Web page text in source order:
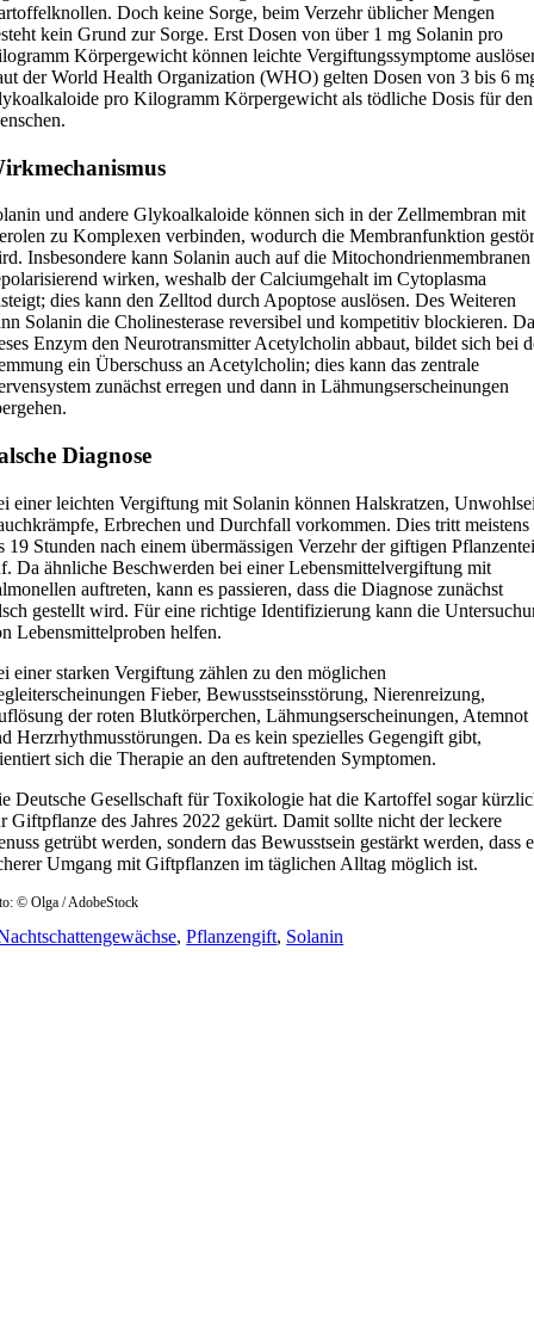
Doch keine Sorge, beim Verzehr üblicher Mengen
kein Grund zur Sorge. Erst Dosen von über 1 mg Solanin pro
Körpergewicht können leichte Vergiftungssymptome
der World Health Organization (WHO) gelten Dosen von 3 bis 6
pro Kilogramm Körpergewicht als tödliche Dosis für den
und andere Glykoalkaloide können sich in der Zellmembran mit
zu Komplexen verbinden, wodurch die Membranfunktion
Insbesondere kann Solanin auch auf die Mitochondrienmembranen
wirken, weshalb der Calciumgehalt im Cytoplasma
dies kann den Zelltod durch Apoptose auslösen. Des Weiteren
Solanin die Cholinesterase reversibel und kompetitiv blockieren. Da
Enzym den Neurotransmitter Acetylcholin abbaut, bildet sich bei
ein Überschuss an Acetylcholin; dies kann das zentrale
zunächst erregen und dann in Lähmungserscheinungen
Diagnose
einer leichten Vergiftung mit Solanin können Halskratzen,
Erbrechen und Durchfall vorkommen. Dies tritt meistens
19 Stunden nach einem übermässigen Verzehr der giftigen
Da ähnliche Beschwerden bei einer Lebensmittelvergiftung mit
auftreten, kann es passieren, dass die Diagnose zunächst
gestellt wird. Für eine richtige Identifizierung kann die
Lebensmittelproben helfen.
einer starken Vergiftung zählen zu den möglichen
Fieber, Bewusstseinsstörung, Nierenreizung,
der roten Blutkörperchen, Lähmungserscheinungen, Atemnot
Herzrhythmusstörungen. Da es kein spezielles Gegengift gibt,
sich die Therapie an den auftretenden Symptomen.
Deutsche Gesellschaft für Toxikologie hat die Kartoffel sogar
Giftpflanze des Jahres 2022 gekürt. Damit sollte nicht der leckere
getrübt werden, sondern das Bewusstsein gestärkt werden, dass
Umgang mit Giftpflanzen im täglichen Alltag möglich ist.
© Olga / AdobeStock
,Pflanzengift, Solanin